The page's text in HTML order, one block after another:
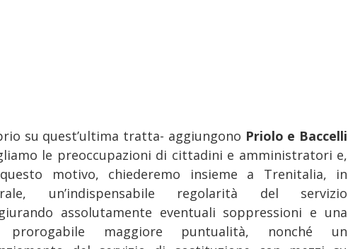
su quest’ultima tratta- aggiungono Priolo e Baccelli
le preoccupazioni di cittadini e amministratori e,
motivo, chiederemo insieme a Trenitalia, in
un’indispensabile regolarità del servizio
assolutamente eventuali soppressioni e una
prorogabile maggiore puntualità, nonché un